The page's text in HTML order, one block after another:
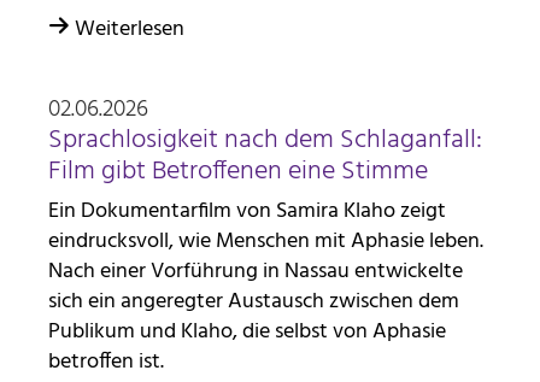
Weiterlesen
02.06.2026
Sprachlosigkeit nach dem Schlaganfall:
Film gibt Betroffenen eine Stimme
Ein Dokumentarfilm von Samira Klaho zeigt
eindrucksvoll, wie Menschen mit Aphasie leben.
Nach einer Vorführung in Nassau entwickelte
sich ein angeregter Austausch zwischen dem
Publikum und Klaho, die selbst von Aphasie
betroffen ist.